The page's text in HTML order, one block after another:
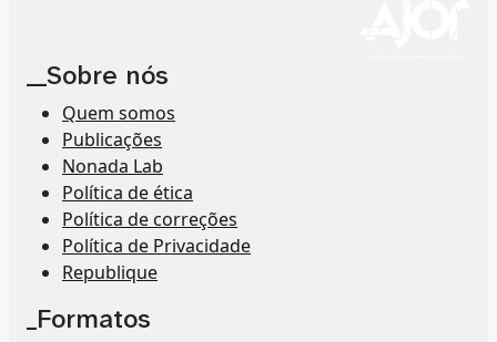
__Sobre nós
Quem somos
Publicações
Nonada Lab
Política de ética
Política de correções
Política de Privacidade
Republique
_Formatos